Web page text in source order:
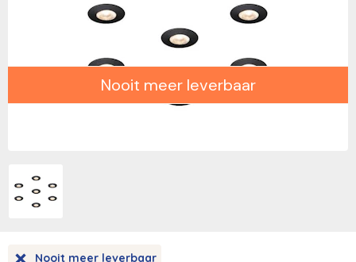
Nooit meer leverbaar
Nooit meer leverbaar